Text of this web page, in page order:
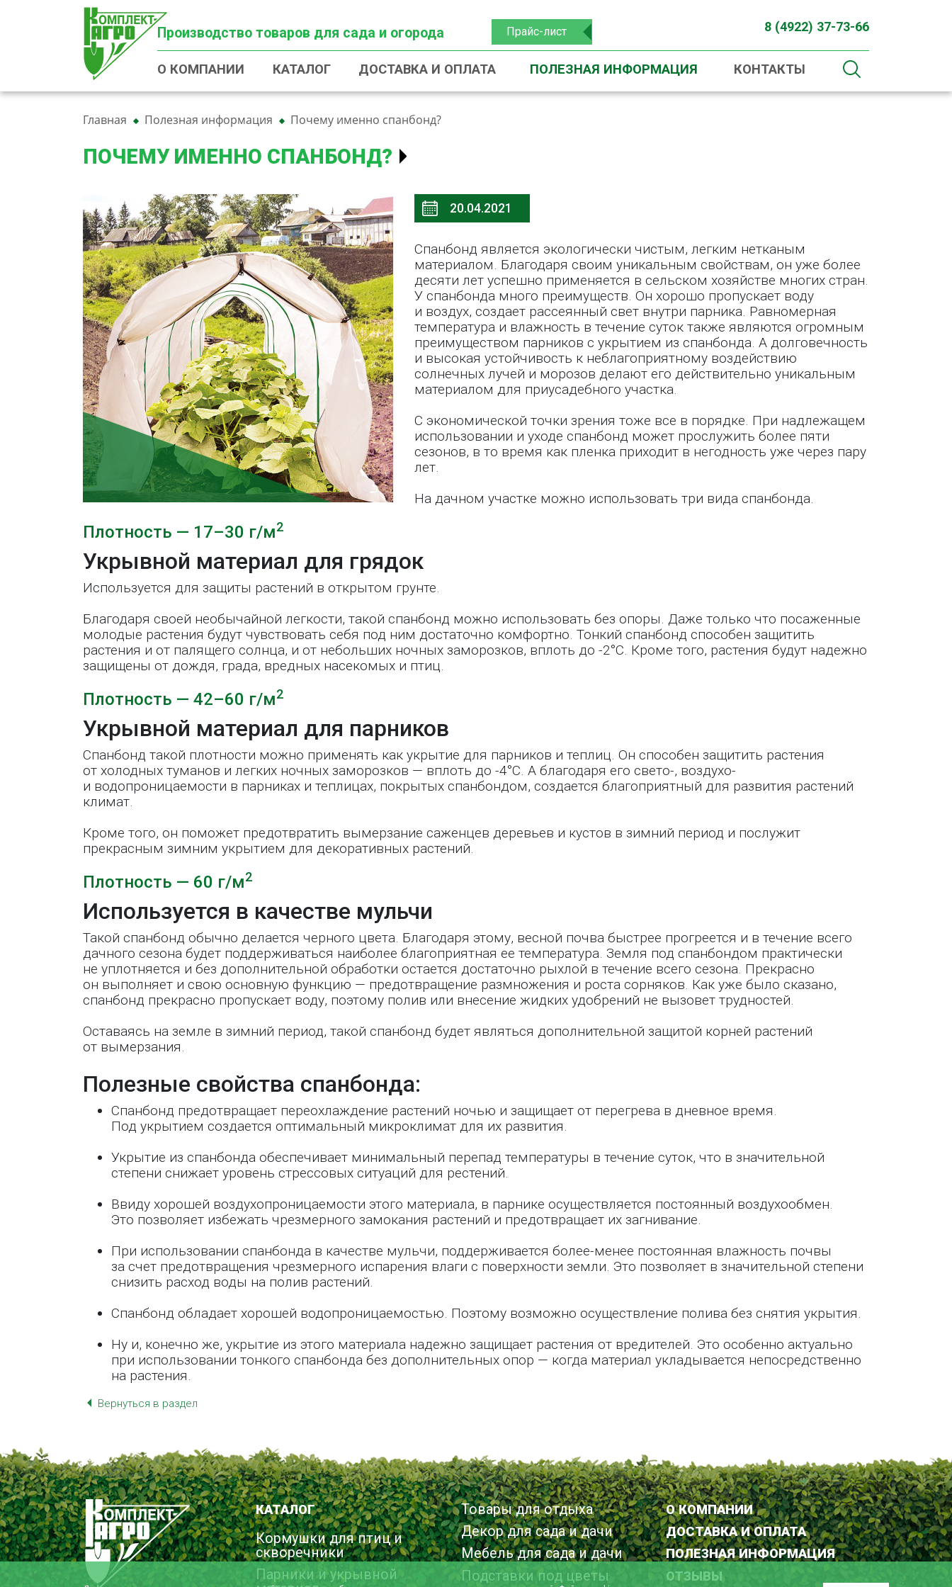
Производство товаров для сада и огорода Прайс-лист 8 (4922) 37-73-66
О КОМПАНИИ КАТАЛОГ ДОСТАВКА И ОПЛАТА ПОЛЕЗНАЯ ИНФОРМАЦИЯ КОНТАКТЫ
Главная Полезная информация Почему именно спанбонд?
ПОЧЕМУ ИМЕННО СПАНБОНД?
20.04.2021
Спанбонд является экологически чистым, легким нетканым
материалом. Благодаря своим уникальным свойствам, он уже более
десяти лет успешно применяется в сельском хозяйстве многих стран.
У спанбонда много преимуществ. Он хорошо пропускает воду
и воздух, создает рассеянный свет внутри парника. Равномерная
температура и влажность в течение суток также являются огромным
преимуществом парников с укрытием из спанбонда. А долговечность
и высокая устойчивость к неблагоприятному воздействию
солнечных лучей и морозов делают его действительно уникальным
материалом для приусадебного участка.
С экономической точки зрения тоже все в порядке. При надлежащем
использовании и уходе спанбонд может прослужить более пяти
сезонов, в то время как пленка приходит в негодность уже через пару
лет.
На дачном участке можно использовать три вида спанбонда.
Плотность — 17–30 г/м2
Укрывной материал для грядок
Используется для защиты растений в открытом грунте.
Благодаря своей необычайной легкости, такой спанбонд можно использовать без опоры. Даже только что посаженные
молодые растения будут чувствовать себя под ним достаточно комфортно. Тонкий спанбонд способен защитить
растения и от палящего солнца, и от небольших ночных заморозков, вплоть до -2°С. Кроме того, растения будут надежно
защищены от дождя, града, вредных насекомых и птиц.
Плотность — 42–60 г/м2
Укрывной материал для парников
Спанбонд такой плотности можно применять как укрытие для парников и теплиц. Он способен защитить растения
от холодных туманов и легких ночных заморозков — вплоть до -4°С. А благодаря его свето-, воздухо-
и водопроницаемости в парниках и теплицах, покрытых спанбондом, создается благоприятный для развития растений
климат.
Кроме того, он поможет предотвратить вымерзание саженцев деревьев и кустов в зимний период и послужит
прекрасным зимним укрытием для декоративных растений.
Плотность — 60 г/м2
Используется в качестве мульчи
Такой спанбонд обычно делается черного цвета. Благодаря этому, весной почва быстрее прогреется и в течение всего
дачного сезона будет поддерживаться наиболее благоприятная ее температура. Земля под спанбондом практически
не уплотняется и без дополнительной обработки остается достаточно рыхлой в течение всего сезона. Прекрасно
он выполняет и свою основную функцию — предотвращение размножения и роста сорняков. Как уже было сказано,
спанбонд прекрасно пропускает воду, поэтому полив или внесение жидких удобрений не вызовет трудностей.
Оставаясь на земле в зимний период, такой спанбонд будет являться дополнительной защитой корней растений
от вымерзания.
Полезные свойства спанбонда:
Спанбонд предотвращает переохлаждение растений ночью и защищает от перегрева в дневное время.
Под укрытием создается оптимальный микроклимат для их развития.
Укрытие из спанбонда обеспечивает минимальный перепад температуры в течение суток, что в значительной
степени снижает уровень стрессовых ситуаций для рестений.
Ввиду хорошей воздухопроницаемости этого материала, в парнике осуществляется постоянный воздухообмен.
Это позволяет избежать чрезмерного замокания растений и предотвращает их загнивание.
При использовании спанбонда в качестве мульчи, поддерживается более-менее постоянная влажность почвы
за счет предотвращения чрезмерного испарения влаги с поверхности земли. Это позволяет в значительной степени
снизить расход воды на полив растений.
Спанбонд обладает хорошей водопроницаемостью. Поэтому возможно осуществление полива без снятия укрытия.
Ну и, конечно же, укрытие из этого материала надежно защищает растения от вредителей. Это особенно актуально
при использовании тонкого спанбонда без дополнительных опор — когда материал укладывается непосредственно
на растения.
Вернуться в раздел
КАТАЛОГ
Кормушки для птиц и
скворечники
Парники и укрывной
Товары для отдыха
Декор для сада и дачи
Мебель для сада и дачи
Подставки под цветы
О КОМПАНИИ
ДОСТАВКА И ОПЛАТА
ПОЛЕЗНАЯ ИНФОРМАЦИЯ
ОТЗЫВЫ